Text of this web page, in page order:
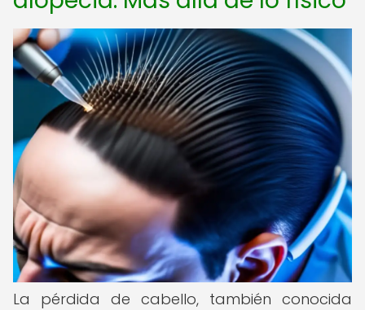
La pérdida de cabello, también conocida